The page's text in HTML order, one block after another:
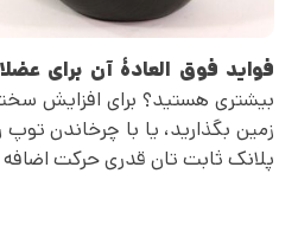
فواید فوق العادۀ آن برای
بیشتری هستید؟ برای افزایش
زمین بگذارید، یا با چرخاندن
پلانک ثابت تان قدری حرکت اضافه